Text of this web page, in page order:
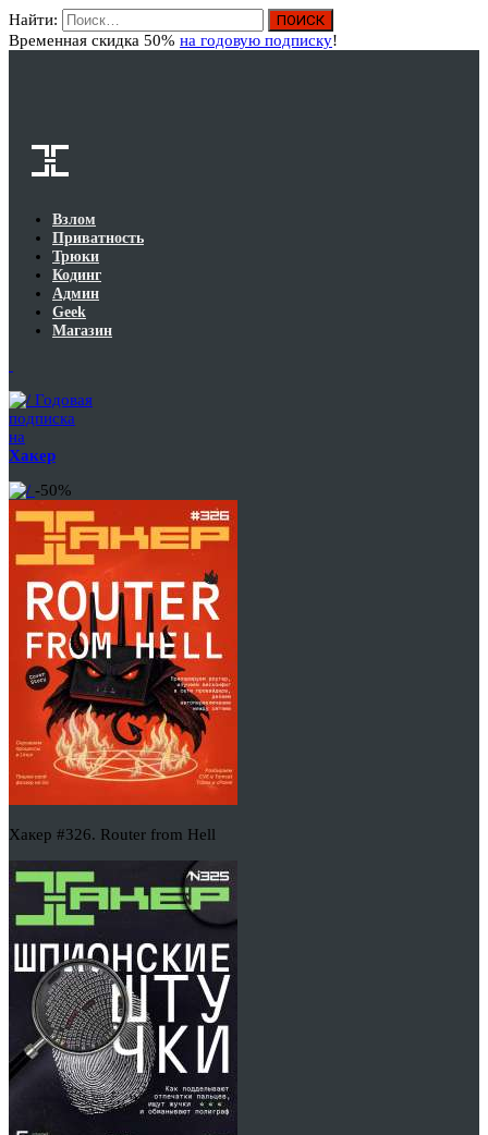
Найти:
Временная скидка 50% на годовую подписку!
Взлом
Приватность
Трюки
Кодинг
Админ
Geek
Магазин
Годовая
подписка
на
Хакер
-50%
Хакер #326. Router from Hell